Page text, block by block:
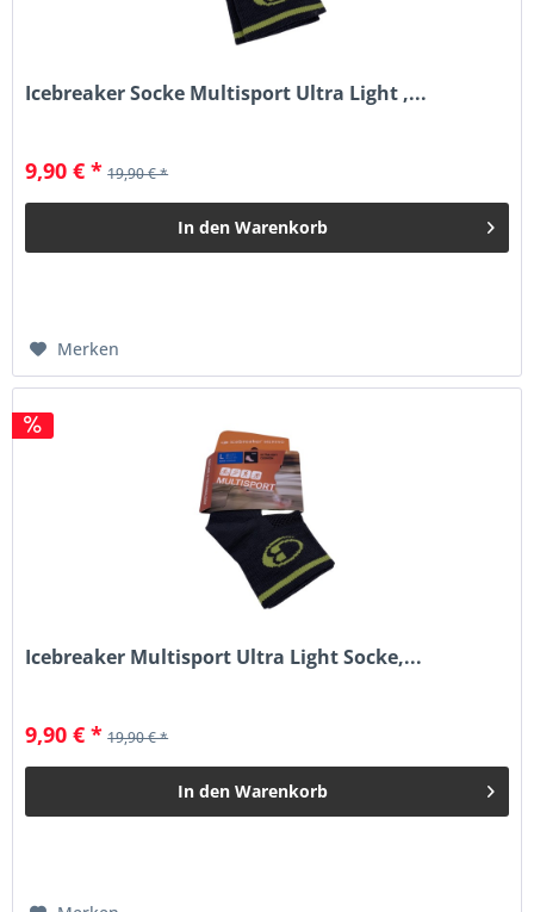
Icebreaker Socke Multisport Ultra Light ,...
9,90 € * 19,90 € *
In den Warenkorb
Merken
Icebreaker Multisport Ultra Light Socke,...
9,90 € * 19,90 € *
In den Warenkorb